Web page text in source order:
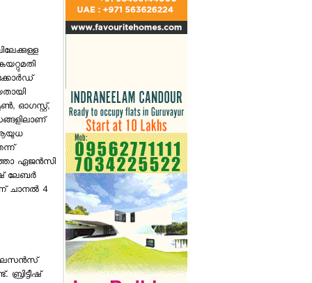
ഓഗസ്റ്റ്,
ഏജന്‍സി
ലേബര്‍
ചാനല്‍ 4
ലൈസന്‍സ്